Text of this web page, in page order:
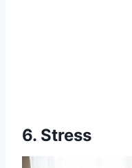
6. Stress